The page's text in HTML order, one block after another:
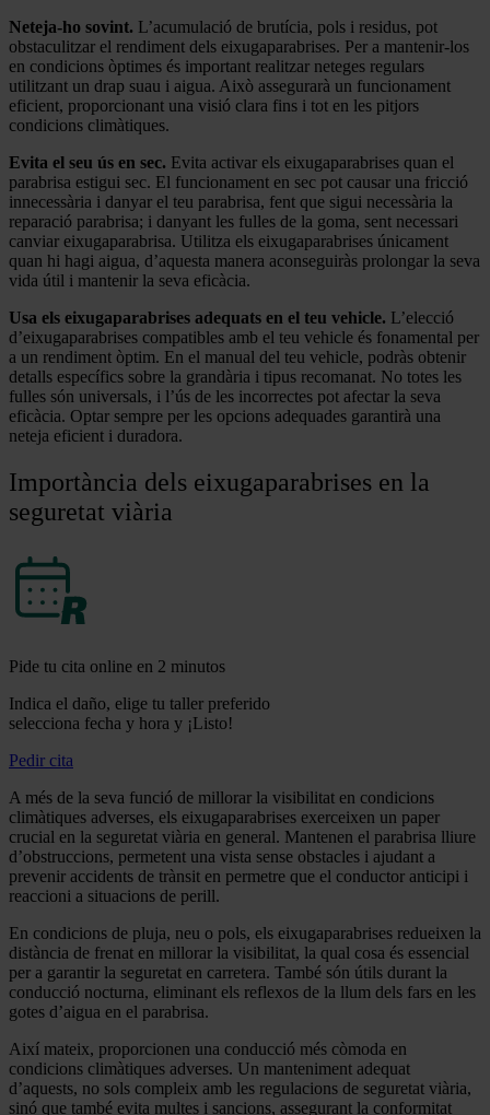
Neteja-ho sovint. L’acumulació de brutícia, pols i residus, pot
obstaculitzar el rendiment dels eixugaparabrises. Per a mantenir-los
en condicions òptimes és important realitzar neteges regulars
utilitzant un drap suau i aigua. Això assegurarà un funcionament
eficient, proporcionant una visió clara fins i tot en les pitjors
condicions climàtiques.
Evita el seu ús en sec. Evita activar els eixugaparabrises quan el
parabrisa estigui sec. El funcionament en sec pot causar una fricció
innecessària i danyar el teu parabrisa, fent que sigui necessària la
reparació parabrisa; i danyant les fulles de la goma, sent necessari
canviar eixugaparabrisa. Utilitza els eixugaparabrises únicament
quan hi hagi aigua, d’aquesta manera aconseguiràs prolongar la seva
vida útil i mantenir la seva eficàcia.
Usa els eixugaparabrises adequats en el teu vehicle. L’elecció
d’eixugaparabrises compatibles amb el teu vehicle és fonamental per
a un rendiment òptim. En el manual del teu vehicle, podràs obtenir
detalls específics sobre la grandària i tipus recomanat. No totes les
fulles són universals, i l’ús de les incorrectes pot afectar la seva
eficàcia. Optar sempre per les opcions adequades garantirà una
neteja eficient i duradora.
Importància dels eixugaparabrises en la
seguretat viària
Pide tu cita online en 2 minutos
Indica el daño, elige tu taller preferido
selecciona fecha y hora y ¡Listo!
Pedir cita
A més de la seva funció de millorar la visibilitat en condicions
climàtiques adverses, els eixugaparabrises exerceixen un paper
crucial en la seguretat viària en general. Mantenen el parabrisa lliure
d’obstruccions, permetent una vista sense obstacles i ajudant a
prevenir accidents de trànsit en permetre que el conductor anticipi i
reaccioni a situacions de perill.
En condicions de pluja, neu o pols, els eixugaparabrises redueixen la
distància de frenat en millorar la visibilitat, la qual cosa és essencial
per a garantir la seguretat en carretera. També són útils durant la
conducció nocturna, eliminant els reflexos de la llum dels fars en les
gotes d’aigua en el parabrisa.
Així mateix, proporcionen una conducció més còmoda en
condicions climàtiques adverses. Un manteniment adequat
d’aquests, no sols compleix amb les regulacions de seguretat viària,
sinó que també evita multes i sancions, assegurant la conformitat